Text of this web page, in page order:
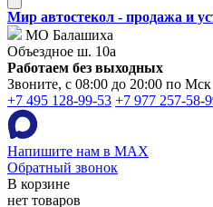
Мир автостекол - продажа и
МО Балашиха
Объездное ш. 10а
Работаем без выходных
Звоните, с 08:00 до 20:00 по Мск
+7 495 128-99-53 +7 977 257-58-
Напишите нам в MAX
Обратный звонок
В корзине
нет товаров